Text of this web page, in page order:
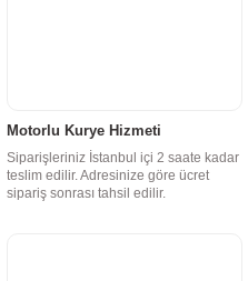
Motorlu Kurye Hizmeti
Siparişleriniz İstanbul içi 2 saate kadar
teslim edilir. Adresinize göre ücret
sipariş sonrası tahsil edilir.